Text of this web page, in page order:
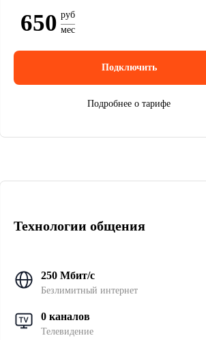
650 руб
мес
Подключить
Подробнее о тарифе
Технологии общения
250 Мбит/с
Безлимитный интернет
0 каналов
Телевидение